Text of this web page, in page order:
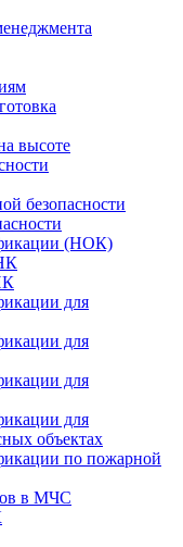
высоте
безопасности
(НОК)
для
для
для
для
объектах
по пожарной
в МЧС